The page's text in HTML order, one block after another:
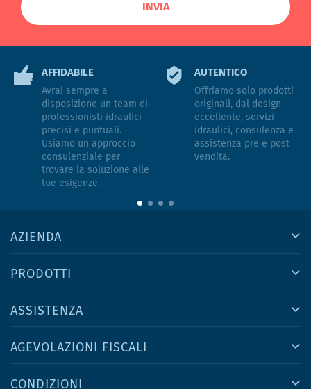
INVIA
AFFIDABILE
Avrai sempre a
disposizione un team di
professionisti idraulici
precisi e puntuali.
Usiamo un approccio
consulenziale per
trovare la soluzione alle
tue esigenze.
AUTENTICO
Offriamo solo prodotti
originali, dal design
eccellente, servizi
idraulici, consulenza e
assistenza pre e post
vendita.
AZIENDA
PRODOTTI
ASSISTENZA
AGEVOLAZIONI FISCALI
CONDIZIONI